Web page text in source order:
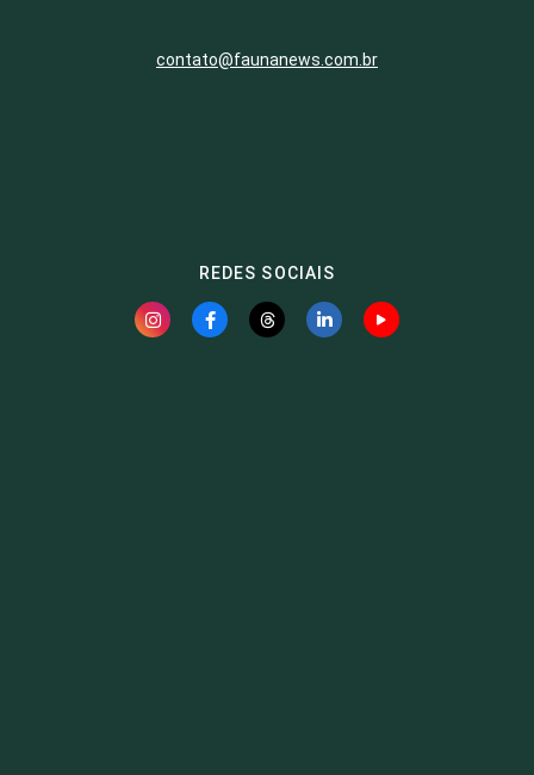
contato@faunanews.com.br
REDES SOCIAIS